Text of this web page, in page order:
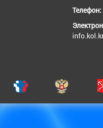
Телефон: